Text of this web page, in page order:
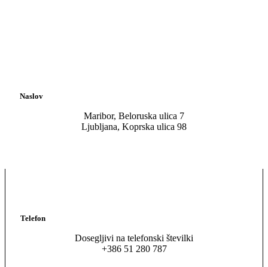
Naslov
Maribor, Beloruska ulica 7
Ljubljana, Koprska ulica 98
Telefon
Dosegljivi na telefonski številki
+386 51 280 787